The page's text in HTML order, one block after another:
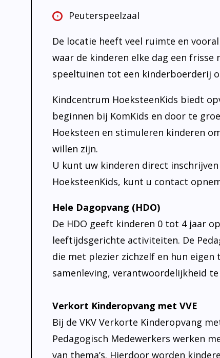
Peuterspeelzaal
De locatie heeft veel ruimte en
waar de kinderen elke dag een frisse
speeltuinen tot een kinderboerderij
Kindcentrum HoeksteenKids biedt
beginnen bij KomKids en door te
Hoeksteen en stimuleren kinderen
willen zijn.
U kunt uw kinderen direct
HoeksteenKids, kunt u contact
Hele Dagopvang (HDO)
De HDO geeft kinderen 0 tot 4 jaar
leeftijdsgerichte activiteiten. De
die met plezier zichzelf en hun
samenleving, verantwoordelijkheid
Verkort Kinderopvang met VVE
Bij de VKV Verkorte Kinderopvang
Pedagogisch Medewerkers werken
van thema’s. Hierdoor worden